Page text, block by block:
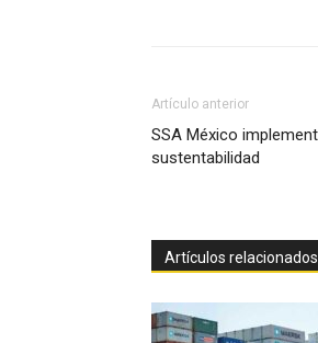
Artículo anterior
SSA México
sustentabilidad
Artículos relacionados